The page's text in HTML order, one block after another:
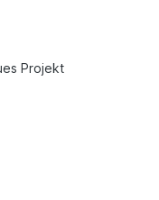
Projekt